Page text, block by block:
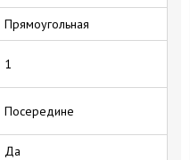
Прямоугольная
1
Посередине
Да